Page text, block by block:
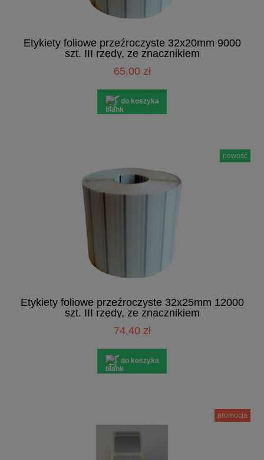
Etykiety foliowe przeźroczyste 32x20mm 9000
szt. III rzędy, ze znacznikiem
65,00 zł
do koszyka
Etykiety foliowe przeźroczyste 32x25mm 12000
szt. III rzędy, ze znacznikiem
74,40 zł
do koszyka
nowość
promocja